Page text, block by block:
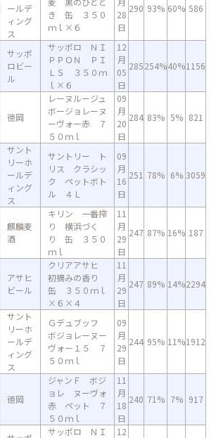
ールデ
ィング
ス
き 缶 ３５０
ｍｌ×６
28
日
290 93% 60% 586
サッポ
ロビー
ル
サッポロ ＮＩ
ＰＰＯＮ ＰＩ
ＬＳ ３５０ｍ
ｌ×６
12
月
05
日
285254%40%1156
徳岡
レーヌルージュ
ボージョレーヌ
ーヴォー赤 ７
５０ｍｌ
09
月
20
日
284 83% 5% 821
サント
リーホ
ールデ
ィング
ス
サントリー ト
リス クラシッ
ク ペットボト
ル ４Ｌ
09
月
16
日
251 78% 6% 3059
麒麟麦
酒
キリン 一番搾
り 横浜づく
り 缶 ３５０
ｍｌ
11
月
29
日
247 87% 16% 187
アサヒ
ビール
クリアアサヒ
初摘みの香り
缶 ３５０ｍｌ
×６×４
11
月
29
日
247 89% 14%2294
サント
リーホ
ールデ
ィング
ス
Ｇデュブッフ
ボジョレーヌー
ヴォー１５ ７
５０ｍｌ
09
月
29
日
244 95% 11%1912
徳岡
ジャンＦ ボジ
ョレ ヌーヴォ
赤 ペット ７
５０ｍｌ
11
月
18
日
240 71% 7% 917
サッポロ ＮＩ
12